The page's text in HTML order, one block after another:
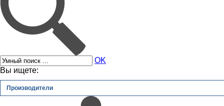
OK
Вы ищете:
Производители